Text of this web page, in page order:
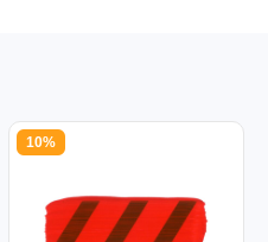
10%